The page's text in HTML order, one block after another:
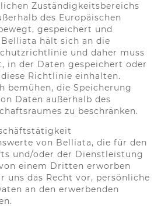
Zuständigkeitsbereichs
des Europäischen
gespeichert und
hält sich an die
und daher muss
in der Daten gespeichert oder
Richtlinie einhalten.
bemühen, die Speicherung
Daten außerhalb des
zu beschränken.
von Belliata, die für den
und/oder der Dienstleistung
einem Dritten erworben
uns das Recht vor, persönliche
an den erwerbenden